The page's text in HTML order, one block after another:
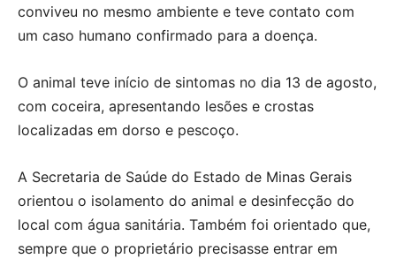
conviveu no mesmo ambiente e teve contato com
um caso humano confirmado para a doença.
O animal teve início de sintomas no dia 13 de agosto,
com coceira, apresentando lesões e crostas
localizadas em dorso e pescoço.
A Secretaria de Saúde do Estado de Minas Gerais
orientou o isolamento do animal e desinfecção do
local com água sanitária. Também foi orientado que,
sempre que o proprietário precisasse entrar em